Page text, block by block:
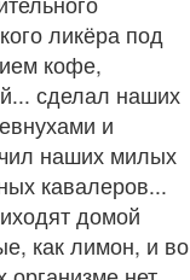
ликёра под
кофе,
сделал наших
и
наших милых
кавалеров...
домой
как лимон, и во